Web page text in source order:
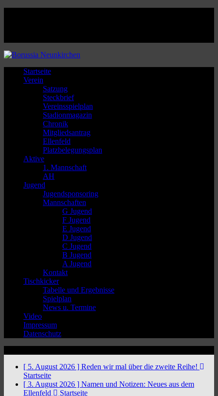
Startseite
Verein
Satzung
Steckbrief
Vereinsspielplan
Stadionmagazin
Chronik
Mitgliedsantrag
Ellenfeld
Platzbelegungsplan
Aktive
1. Mannschaft
AH
Jugend
Jugendsponsoring
Mannschaften
G Jugend
F Jugend
E Jugend
D Jugend
C Jugend
B Jugend
A Jugend
Kontakt
Tischkicker
Tabelle und Ergebnisse
Spielplan
News u. Termine
Video
Impressum
Datenschutz
[ 5. August 2026 ] Reden wir mal über die zweite Reihe!
Startseite
[ 3. August 2026 ] Namen und Notizen: Neues aus dem
Ellenfeld
Startseite